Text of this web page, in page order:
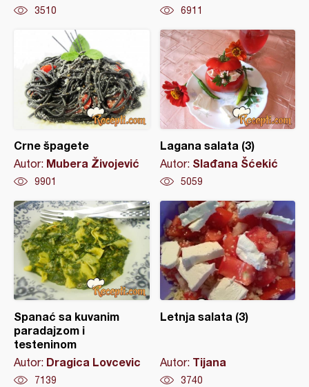
3510 6911
Crne špagete
Autor: Mubera Živojević
9901
Lagana salata (3)
Autor: Slađana Šćekić
5059
Spanać sa kuvanim
paradajzom i
testeninom
Autor: Dragica Lovcevic
7139
Letnja salata (3)
Autor: Tijana
3740